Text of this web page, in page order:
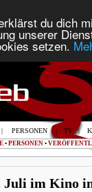
du dich
unserer
setzen.
| PERSONEN | TV |
• PERSONEN •
Juli im Kino